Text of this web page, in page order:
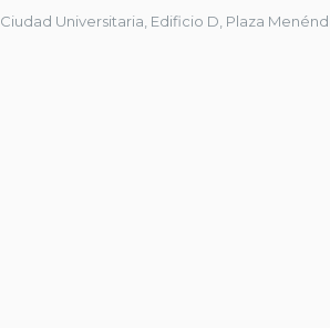
Ciudad Universitaria, Edificio D, Plaza